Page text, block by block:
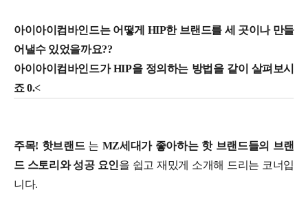
아이아이컴바인드는 어떻게 HIP한 브랜드를 세 곳이나 만들
어낼수 있었을까요??
아이아이컴바인드가 HIP을 정의하는 방법을 같이 살펴보시
죠 0.<
주목! 핫브랜드 는 MZ세대가 좋아하는 핫 브랜드들의 브랜
드 스토리와 성공 요인을 쉽고 재밌게 소개해 드리는 코너입
니다.